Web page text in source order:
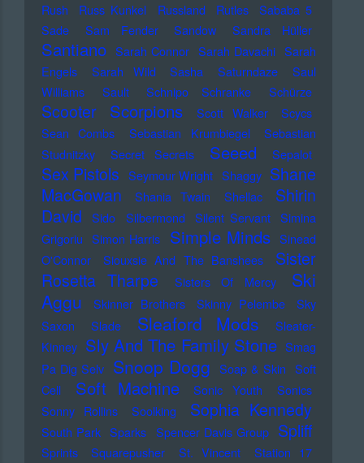
Rush
Russ Kunkel Russland Rutles
Sababa 5
Sade
Sam Fender Sandow Sandra Hüller
Santiano Sarah Connor Sarah Davachi Sarah
Engels
Sarah Wild Sasha Saturndaze
Saul
Williams
Sault Schnipo Schranke Schürze
Scooter Scorpions Scott Walker
Scycs
Sean Combs
Sebastian Krumbiegel
Sebastian
Studnitzky
Secret Secrets Seeed Sepalot
Sex Pistols Seymour Wright Shaggy Shane
MacGowan
Shania Twain Shellac
Shirin
David
Sido Silbermond Silent Servant Simina
Grigoriu Simon Harris Simple Minds Sinead
O'Connor
Siouxsie And The Banshees
Sister
Rosetta Tharpe
Sisters Of Mercy
Ski
Aggu
Skinner Brothers Skinny Pelembe
Sky
Saxon
Slade Sleaford Mods
Sleater-
Kinney Sly And The Family Stone Smag
Pa Dig Selv Snoop Dogg Soap & Skin Soft
Cell
Soft Machine Sonic Youth
Sonics
Sonny Rollins
Soolking Sophia Kennedy
South Park Sparks Spencer Davis Group Spliff
Sprints Squarepusher St. Vincent
Station 17